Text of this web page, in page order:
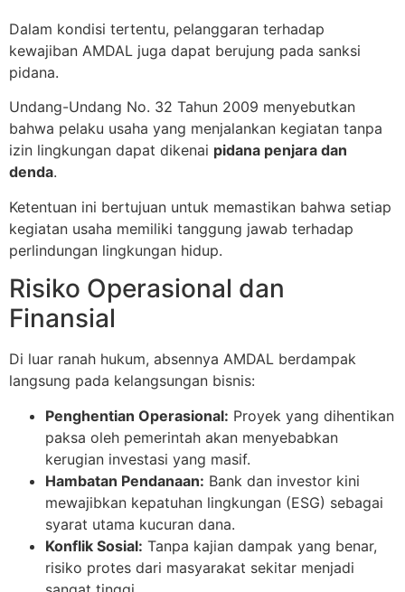
Dalam kondisi tertentu, pelanggaran terhadap
kewajiban AMDAL juga dapat berujung pada sanksi
pidana.
Undang-Undang No. 32 Tahun 2009 menyebutkan
bahwa pelaku usaha yang menjalankan kegiatan tanpa
izin lingkungan dapat dikenai pidana penjara dan
denda.
Ketentuan ini bertujuan untuk memastikan bahwa setiap
kegiatan usaha memiliki tanggung jawab terhadap
perlindungan lingkungan hidup.
Risiko Operasional dan
Finansial
Di luar ranah hukum, absennya AMDAL berdampak
langsung pada kelangsungan bisnis:
Penghentian Operasional: Proyek yang dihentikan
paksa oleh pemerintah akan menyebabkan
kerugian investasi yang masif.
Hambatan Pendanaan: Bank dan investor kini
mewajibkan kepatuhan lingkungan (ESG) sebagai
syarat utama kucuran dana.
Konflik Sosial: Tanpa kajian dampak yang benar,
risiko protes dari masyarakat sekitar menjadi